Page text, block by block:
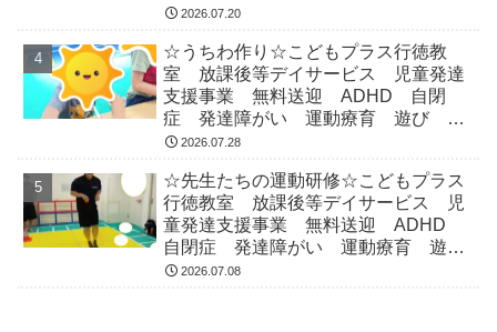
市川市 浦安市
2026.07.20
☆うちわ作り☆こどもプラス行徳教
室 放課後等デイサービス 児童発達
支援事業 無料送迎 ADHD 自閉
症 発達障がい 運動療育 遊び 南
行徳 市川市 浦安市
2026.07.28
☆先生たちの運動研修☆こどもプラス
行徳教室 放課後等デイサービス 児
童発達支援事業 無料送迎 ADHD
自閉症 発達障がい 運動療育 遊
び 南行徳 市川市 浦安市
2026.07.08